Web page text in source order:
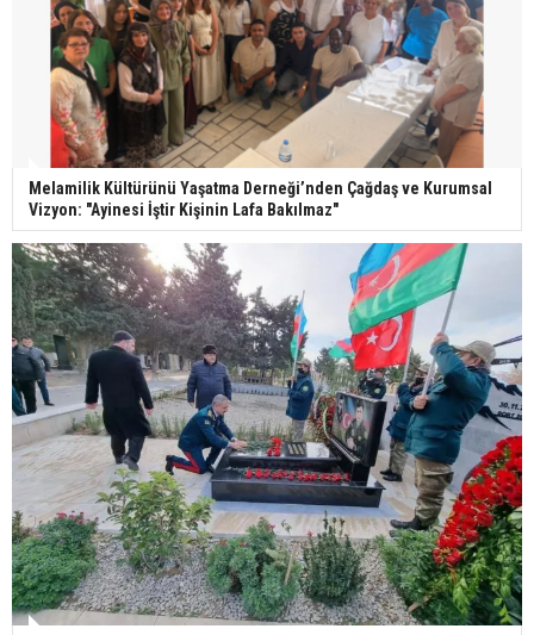
Melamilik Kültürünü Yaşatma Derneği’nden Çağdaş ve Kurumsal
Vizyon: "Ayinesi İştir Kişinin Lafa Bakılmaz"